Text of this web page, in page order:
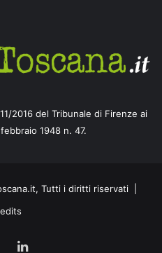
2016 del Tribunale di Firenze ai
1948 n. 47.
Tutti i diritti riservati |
FacebookLinkedIn